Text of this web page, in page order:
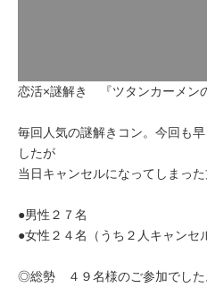
恋活×謎解き 『ツタンカーメン
毎回人気の謎解きコン。今回も
したが
当日キャンセルになってしまった
●男性２７名
●女性２４名（うち２人キャンセ
◎総勢 ４９名様のご参加でした